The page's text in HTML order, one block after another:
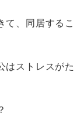
て、同居するこ
はストレスがた